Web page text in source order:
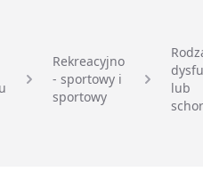
Rekreacyjno
- sportowy i
sportowy
lub